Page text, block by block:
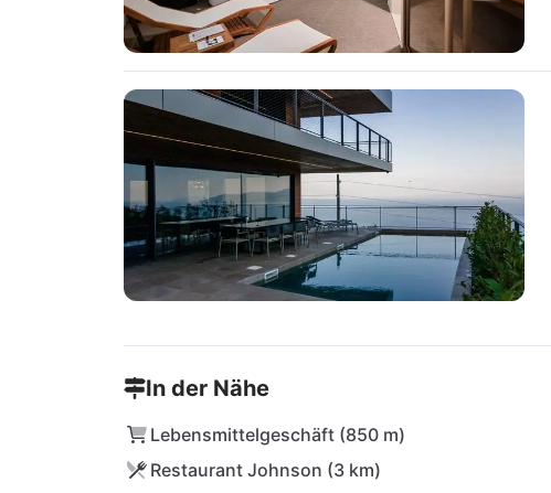
In der Nähe
Lebensmittelgeschäft (850 m)
Restaurant Johnson (3 km)